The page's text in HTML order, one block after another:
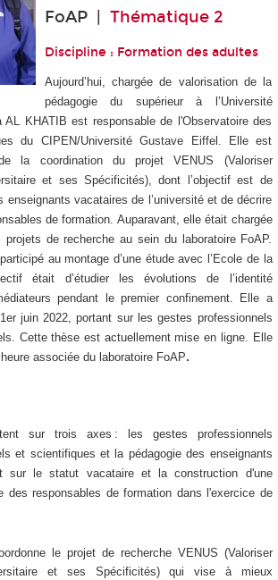
FoAP | Thématique 2
Discipline : Formation des adultes
Aujourd’hui, chargée de valorisation de la
pédagogie du supérieur à l’Université
KHATIB est responsable de l'Observatoire des
du CIPEN/Université Gustave Eiffel. Elle est
la coordination du projet VENUS (Valoriser
et ses Spécificités), dont l’objectif est de
enseignants vacataires de l’université et de décrire
de formation. Auparavant, elle était chargée
projets de recherche au sein du laboratoire FoAP.
au montage d’une étude avec l’Ecole de la
était d’étudier les évolutions de l’identité
pendant le premier confinement. Elle a
juin 2022, portant sur les gestes professionnels
Cette thèse est actuellement mise en ligne. Elle
associée du laboratoire FoAP.
sur trois axes : les gestes professionnels
et scientifiques et la pédagogie des enseignants
sur le statut vacataire et la construction d'une
des responsables de formation dans l'exercice de
le projet de recherche VENUS (Valoriser
et ses Spécificités) qui vise à mieux